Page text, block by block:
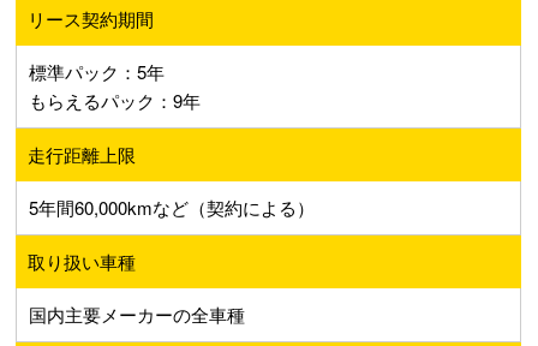
リース契約期間
標準パック：5年
もらえるパック：9年
走行距離上限
5年間60,000kmなど（契約による）
取り扱い車種
国内主要メーカーの全車種